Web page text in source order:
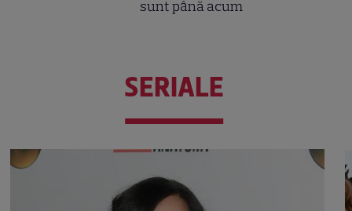
sunt până acum
SERIALE